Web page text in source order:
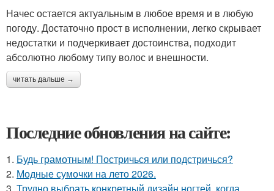
Начес остается актуальным в любое время и в любую
погоду. Достаточно прост в исполнении, легко скрывает
недостатки и подчеркивает достоинства, подходит
абсолютно любому типу волос и внешности.
читать дальше →
Последние обновления на сайте:
1. Будь грамотным! Постричься или подстричься?
2. Модные сумочки на лето 2026.